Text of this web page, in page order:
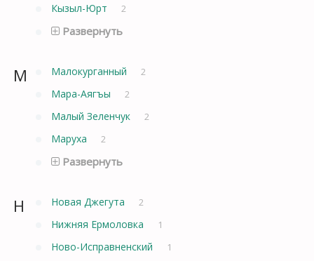
Кызыл-Юрт 2
Развернуть
М Малокурганный 2
Мара-Аягъы 2
Малый Зеленчук 2
Маруха 2
Развернуть
Н Новая Джегута 2
Нижняя Ермоловка 1
Ново-Исправненский 1